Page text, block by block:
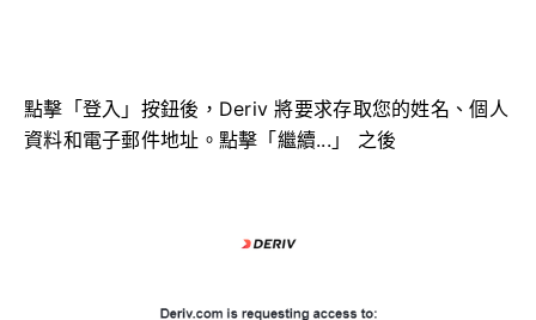
點擊「登入」按鈕後，Deriv 將要求存取您的姓名、個人
資料和電子郵件地址。點擊「繼續...」
之後